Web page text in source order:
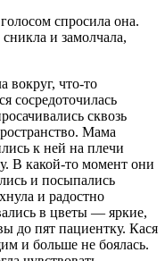
спросила она.
и замолчала,
вокруг, что-то
сосредоточилась
сквозь
Мама
к ней на плечи
В какой-то момент они
и посыпались
и радостно
в цветы — яркие,
до пят пациентку. Кася
и больше не боялась.